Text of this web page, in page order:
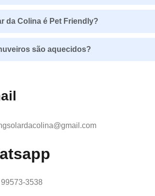
da Colina é Pet Friendly?
são aquecidos?
3538